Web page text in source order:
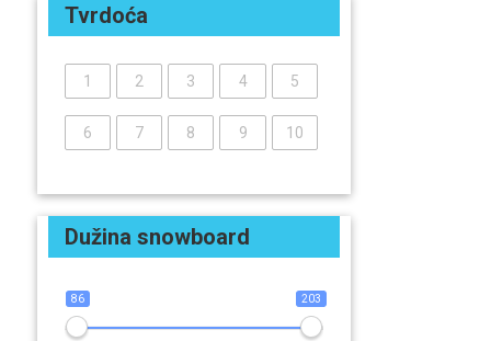
Tvrdoća
1 2 3 4 5
6 7 8 9 10
Dužina snowboard
86 203